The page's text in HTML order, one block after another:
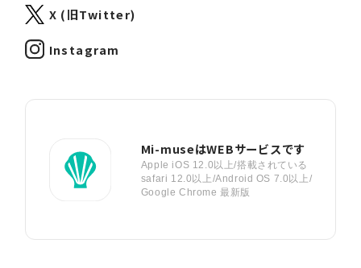
X (旧Twitter)
Instagram
Mi-museはWEBサービスです
Apple iOS 12.0以上/搭載されている
safari 12.0以上/Android OS 7.0以上/
Google Chrome 最新版